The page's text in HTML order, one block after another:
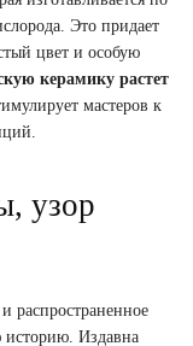
Это придает
цвет и особую
керамику растет
мастеров к
узор
распространенное
Издавна